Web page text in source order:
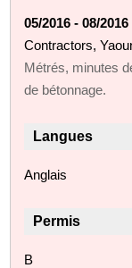
05/2016 - 08/2016
Contractors,
Métrés, minutes
de bétonnage.
Langues
Anglais
Permis
B